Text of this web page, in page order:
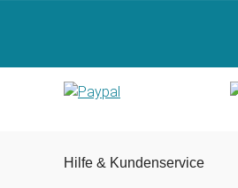
Hilfe & Kundenservice